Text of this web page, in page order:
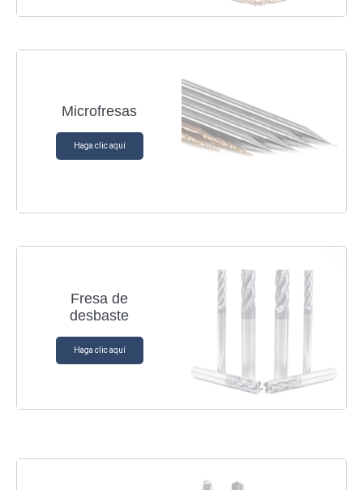
Microfresas
Haga clic aquí
Fresa de
desbaste
Haga clic aquí